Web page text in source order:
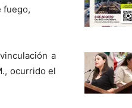
fuego,
a
ocurrido el